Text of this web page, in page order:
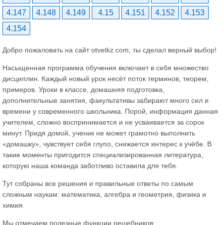
4.147
4.148 4.149 4.15 4.151 4.152
4.153
4.154
Добро пожаловать на сайт otvetkz.com, ты сделал верный выбор!
Насыщенная программа обучения включает в себя множество
дисциплин. Каждый новый урок несёт поток терминов, теорем,
примеров. Уроки в классе, домашняя подготовка,
дополнительные занятия, факультативы забирают много сил и
времени у современного школьника. Порой, информация данная
учителем, сложно воспринимается и не усваивается за сорок
минут. Придя домой, ученик не может грамотно выполнить
«домашку», чувствует себя глупо, снижается интерес к учёбе. В
такие моменты пригодится специализированная литература,
которую наша команда заботливо оставила для тебя.
Тут собраны все решения и правильные ответы по самым
сложным наукам: математика, алгебра и геометрия, физика и
химия.
Мы отмечаем полезные функции решебников: